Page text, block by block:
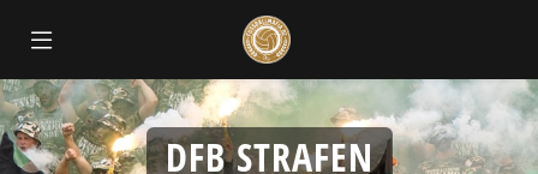
DFB STRAFEN